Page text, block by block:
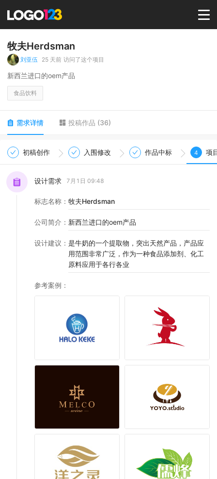
LOGO
牧夫Herdsman
刘亚伍 25 天前 访问了这个项目
新西兰进口的oem产品
食品饮料
需求详情 投稿作品 (36)
初稿创作 入围修改 作品中标 4 项
设计需求 7月1日 09:48
标志名称 ： 牧夫Herdsman
公司简介 ： 新西兰进口的oem产品
设计建议 ： 是牛奶的一个提取物，突出天然产品，产品应
用范围非常广泛，作为一种食品添加剂、化工
原料应用于各行各业
参考案例 ：